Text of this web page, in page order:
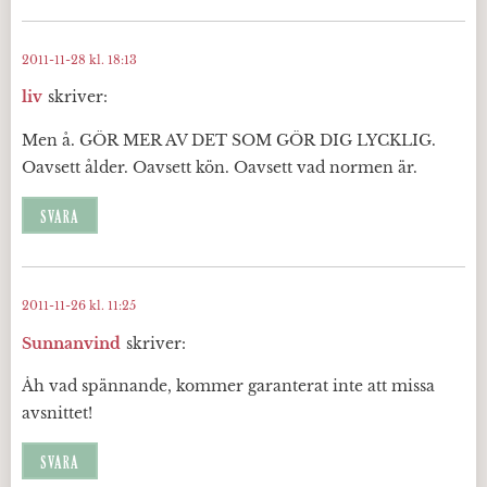
liv skriver:
2011-11-28 kl. 18:13
Men å. GÖR MER AV DET SOM GÖR DIG LYCKLIG.
Oavsett ålder. Oavsett kön. Oavsett vad normen är.
SVARA
Sunnanvind skriver:
2011-11-26 kl. 11:25
Åh vad spännande, kommer garanterat inte att missa
avsnittet!
SVARA